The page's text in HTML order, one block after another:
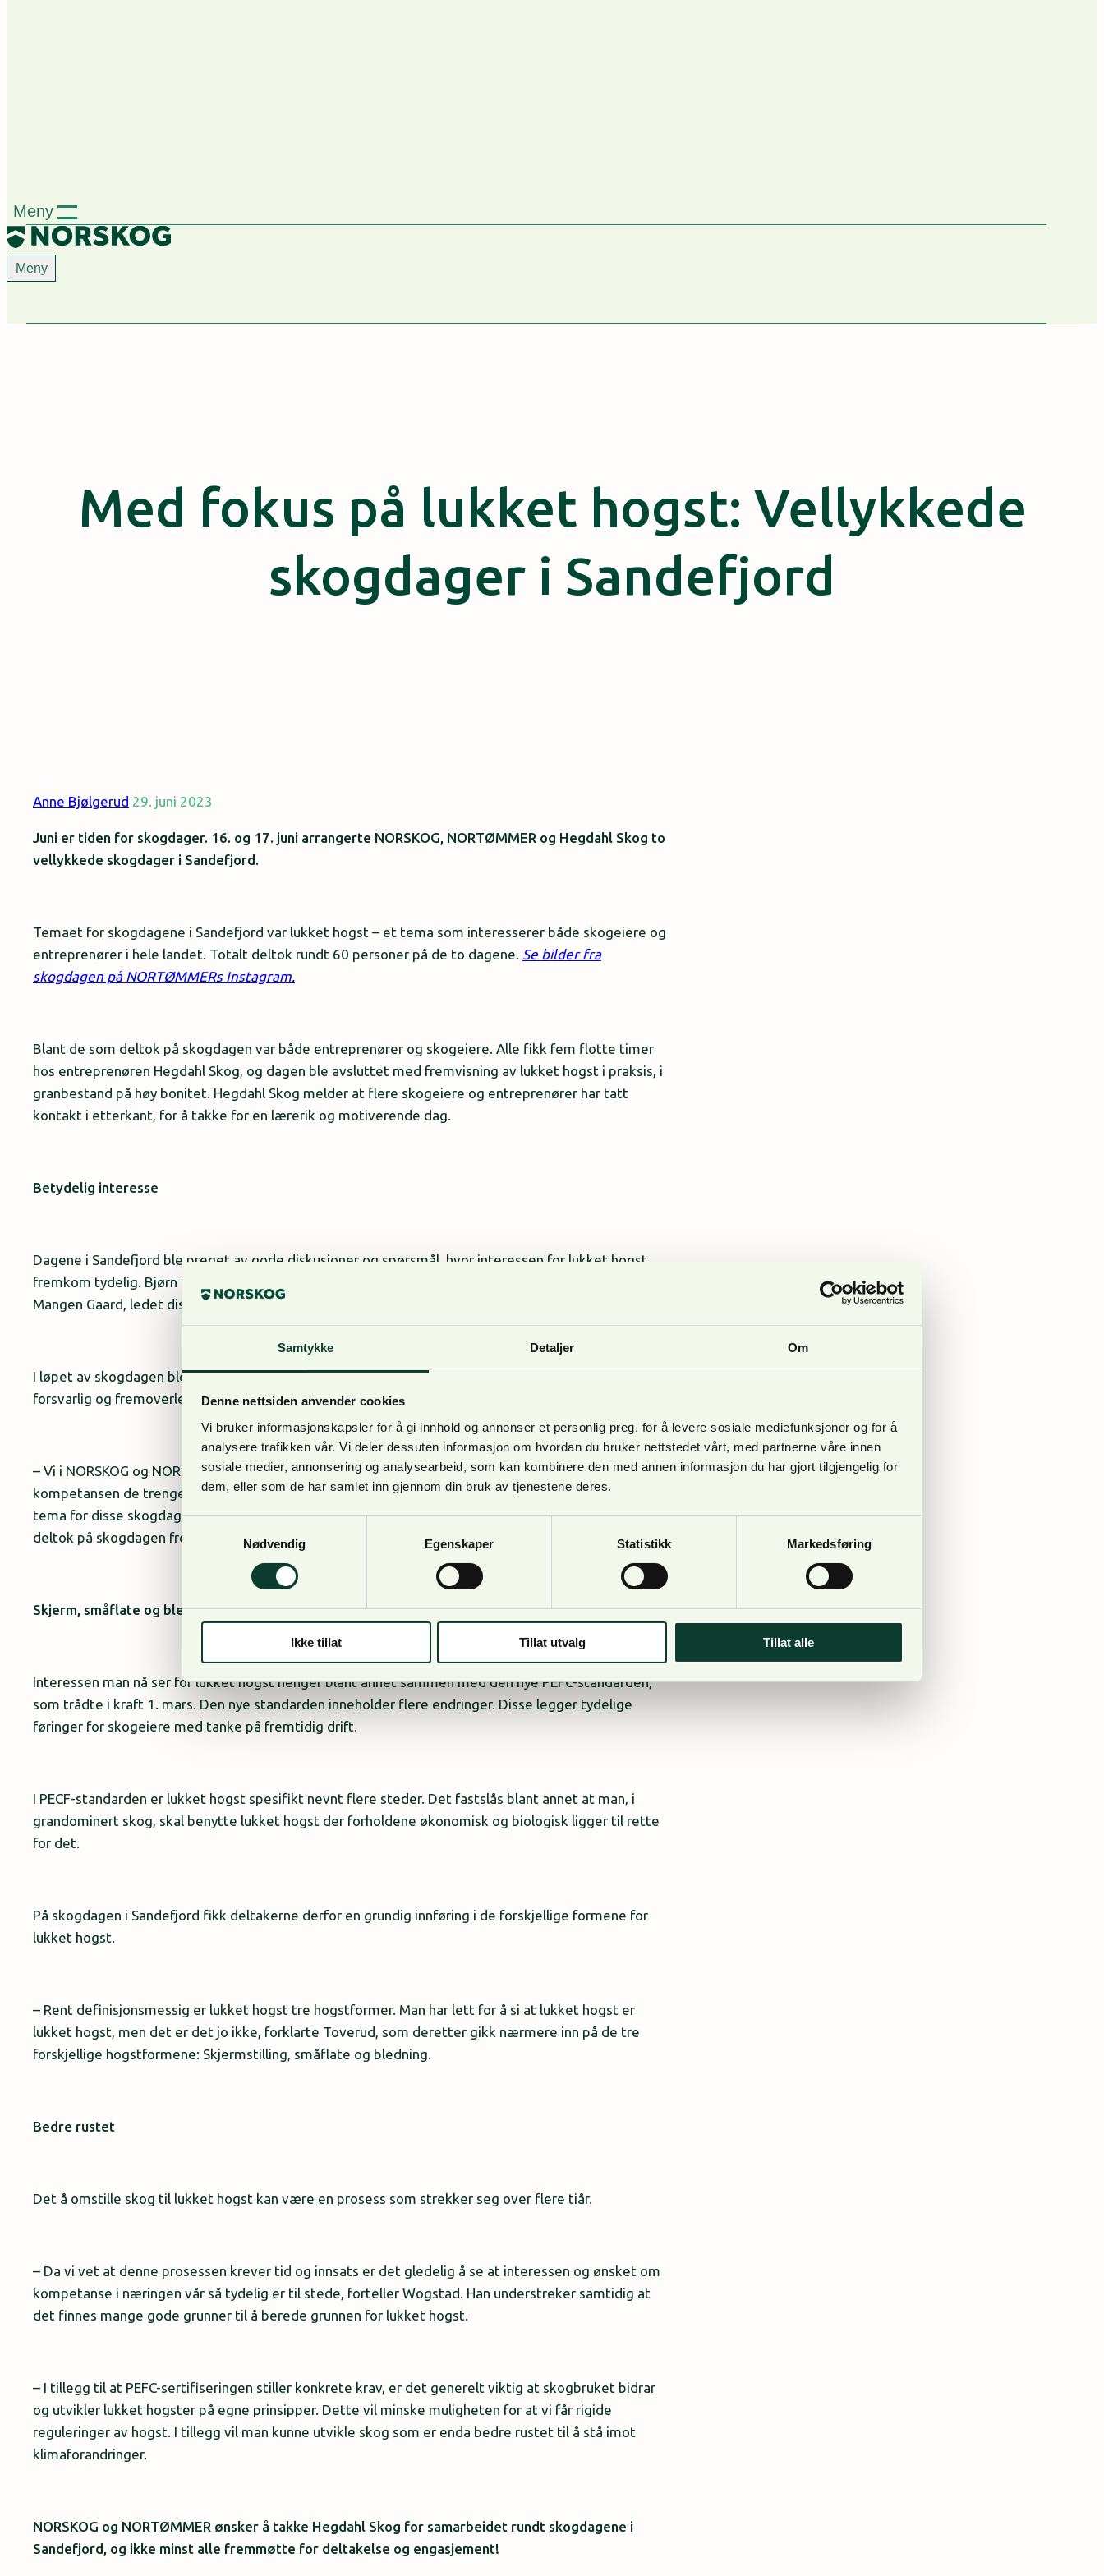
Samtykke Detaljer Om
Denne nettsiden anvender cookies
Vi bruker informasjonskapsler for å gi innhold og annonser et personlig preg, for å levere sosiale mediefunksjoner og for å
analysere trafikken vår. Vi deler dessuten informasjon om hvordan du bruker nettstedet vårt, med partnerne våre innen
sosiale medier, annonsering og analysearbeid, som kan kombinere den med annen informasjon du har gjort tilgjengelig for
dem, eller som de har samlet inn gjennom din bruk av tjenestene deres.
Nødvendig
Egenskaper Statistikk Markedsføring
Ikke tillat Tillat utvalg Tillat alle
Meny
Meny
Med fokus på lukket hogst: Vellykkede
skogdager i Sandefjord
Anne Bjølgerud 29. juni 2023
Juni er tiden for skogdager. 16. og 17. juni arrangerte NORSKOG, NORTØMMER og Hegdahl Skog to
vellykkede skogdager i Sandefjord.
Temaet for skogdagene i Sandefjord var lukket hogst – et tema som interesserer både skogeiere og
entreprenører i hele landet. Totalt deltok rundt 60 personer på de to dagene. Se bilder fra
skogdagen på NORTØMMERs Instagram.
Blant de som deltok på skogdagen var både entreprenører og skogeiere. Alle fikk fem flotte timer
hos entreprenøren Hegdahl Skog, og dagen ble avsluttet med fremvisning av lukket hogst i praksis, i
granbestand på høy bonitet. Hegdahl Skog melder at flere skogeiere og entreprenører har tatt
kontakt i etterkant, for å takke for en lærerik og motiverende dag.
Betydelig interesse
Dagene i Sandefjord ble preget av gode diskusjoner og spørsmål, hvor interessen for lukket hogst
fremkom tydelig. Bjørn Toverud, med sin kompetanse og brede erfaring fra lukket hogst på N.
Mangen Gaard, ledet diskusjonene.
I løpet av skogdagen ble deltakere sluset igjennom vakre omgivelser, som fortalte historien om
forsvarlig og fremoverlent skogdrift, og dermed satt en god ramme for diskusjon og refleksjon.
– Vi i NORSKOG og NORTØMMER er opptatt av å tilby medlemmer og skogeiere den dagsaktuelle
kompetansen de trenger for å drive god og forsvarlig skogdrift. Derfor var lukket hogst et naturlig
tema for disse skogdagene, forteller Aleksander Wogstad, regionleder i NORTØMMER. Wogstad
deltok på skogdagen fredag.
Skjerm, småflate og bledning
Interessen man nå ser for lukket hogst henger blant annet sammen med den nye PEFC-standarden,
som trådte i kraft 1. mars. Den nye standarden inneholder flere endringer. Disse legger tydelige
føringer for skogeiere med tanke på fremtidig drift.
I PECF-standarden er lukket hogst spesifikt nevnt flere steder. Det fastslås blant annet at man, i
grandominert skog, skal benytte lukket hogst der forholdene økonomisk og biologisk ligger til rette
for det.
På skogdagen i Sandefjord fikk deltakerne derfor en grundig innføring i de forskjellige formene for
lukket hogst.
– Rent definisjonsmessig er lukket hogst tre hogstformer. Man har lett for å si at lukket hogst er
lukket hogst, men det er det jo ikke, forklarte Toverud, som deretter gikk nærmere inn på de tre
forskjellige hogstformene: Skjermstilling, småflate og bledning.
Bedre rustet
Det å omstille skog til lukket hogst kan være en prosess som strekker seg over flere tiår.
– Da vi vet at denne prosessen krever tid og innsats er det gledelig å se at interessen og ønsket om
kompetanse i næringen vår så tydelig er til stede, forteller Wogstad. Han understreker samtidig at
det finnes mange gode grunner til å berede grunnen for lukket hogst.
– I tillegg til at PEFC-sertifiseringen stiller konkrete krav, er det generelt viktig at skogbruket bidrar
og utvikler lukket hogster på egne prinsipper. Dette vil minske muligheten for at vi får rigide
reguleringer av hogst.​ I tillegg vil man kunne utvikle skog som er enda bedre rustet til å stå imot
klimaforandringer.​
NORSKOG og NORTØMMER ønsker å takke Hegdahl Skog for samarbeidet rundt skogdagene i
Sandefjord, og ikke minst alle fremmøtte for deltakelse og engasjement!